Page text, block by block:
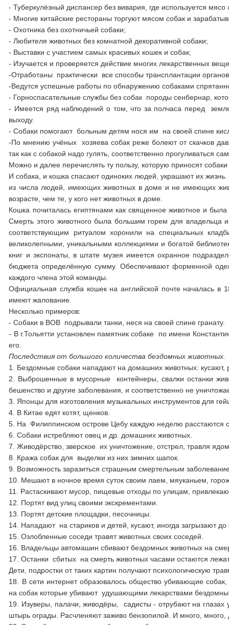
- Туберкулёзный диспансер без вивария, где используется
- Многие китайские рестораны торгуют мясом собак и
- Охотника без охотничьей собаки;
- Любителя животных без комнатной декоративной собаки;
- Выставки с участием самых красивых кошек и собак;
- Изучается и проверяется действие многих лекарственных
-Отработаны практически все способы трансплантации
-Ведутся успешные работы по обнаружению собаками
- Горноспасательные службы без собак породы сенбернар,
- Имеется ряд наблюдений о том, что за полчаса перед
выходу.
- Собаки помогают больным детям нося им на своей спине
-По мнению учёных хозяева собак реже болеют от скачков
так как с собакой надо гулять, соответственно прогуливаться
Можно и далее перечислять ту пользу, которую приносят
И собака, и кошка спасают одиноких людей, украшают их
из числа людей, имеющих животных в доме и не имеющих
возрасте, чем те, у кого нет животных в доме.
Кошка почиталась египтянами как священное животное и
Смерть этого животного была большим горем для владельца
соответствующим ритуалом хоронили на специальных
великолепными, уникальными коллекциями и богатой
книг и экспонаты, в штате музея имеется охранное
бюджета определённую сумму. Обеспечивают форменной
каждого члена этой команды.
Официальная служба кошек на английской почте началась в
имеют жалование.
Несколько примеров:
- Собаки в ВОВ подрывали танки, неся на своей спине гранату.
- В г.Тольятти установлен памятник собаке по имени
его.
Последствия от большого количества бездомных животных.
1. Бездомные собаки нападают на домашних животных: кусают,
2. Выброшенные в мусорные контейнеры, свалки останки
бешенство и другие заболевания, и соответственно не
3. Японцы для изготовления музыкальных инструментов для
4. В Китае едят котят, щенков.
5. На Филиппинском острове Цебу каждую неделю расстаются
6. Собаки истребляют овец и др. домашних животных.
7. Живодёрство, зверское их уничтожение, отстрел, травля
8. Кража собак для выделки из них зимних шапок.
9. Возможность заразиться страшным смертельным
10. Мешают в ночное время суток своим лаем, мяуканьем,
11. Растаскивают мусор, пищевые отходы по улицам,
12. Портят вид улиц своими экскрементами.
13. Портят детские площадки, песочницы.
14. Нападают на стариков и детей, кусают, иногда загрызают до
15. Озлобленные соседи травят животных своих соседей.
16. Владельцы автомашин сбивают бездомных животных на
17. Останки сбитых на смерть животных часами остаются
Дети, подростки от таких картин получают психологическую
18. В сети интернет образовалось общество убивающие
на собак которые убивают удушающими лекарствами
19. Изуверы, палачи, живодёры, садисты - отрубают на глазах
штырь ограды. Расчленяют заживо бензопилой. И много, много,